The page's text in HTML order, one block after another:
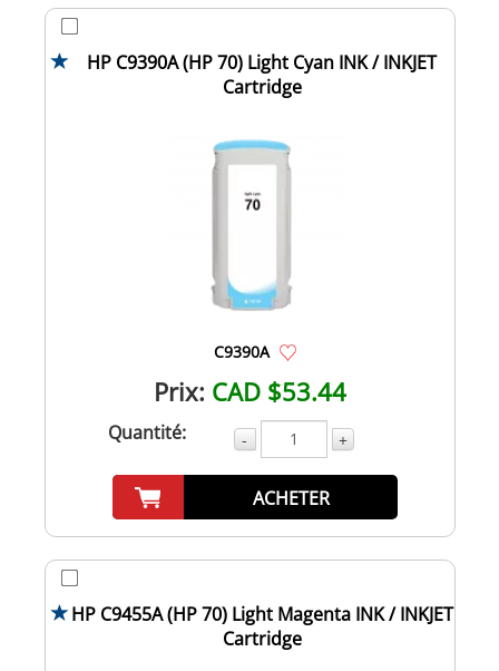
HP C9390A (HP 70) Light Cyan INK / INKJET
Cartridge
C9390A
Prix: CAD $53.44
Quantité: - +
ACHETER
HP C9455A (HP 70) Light Magenta INK / INKJET
Cartridge